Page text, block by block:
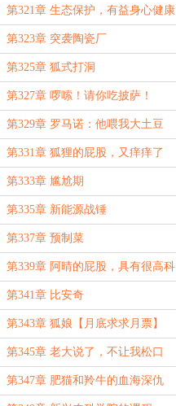
神！
第321章 生态保护，有益身心健康
第323章 突袭陶瓷厂
第325章 狐式打洞
第327章 啰嗦！请你吃披萨！
第329章 罗马诺：他喂我大土豆
第331章 狐狸的屁股，又痒痒了
第333章 尴尬期
第335章 新能源战锤
第337章 预制菜
第339章 阿晴的屁股，具有很高科
研价值
第341章 比安奇
第343章 狐娘【月底求求月票】
第345章 老大说了，不让我松口
第347章 肥猫和羚牛的血海深仇